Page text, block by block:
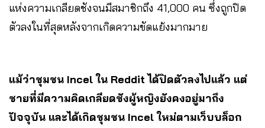
แห่งความเกลียดชังจนมีสมาชิกถึง 41,000 คน ซึ่งถูกปิด
ตัวลงในที่สุดหลังจากเกิดความขัดแย้งมากมาย
แม้ว่าชุมชน Incel ใน Reddit ได้ปิดตัวลงไปแล้ว แต่
ชายที่มีความคิดเกลียดชังผู้หญิงยังคงอยู่มาถึง
ปัจจุบัน และได้เกิดชุมชน Incel ใหม่ตามเว็บบล็อก